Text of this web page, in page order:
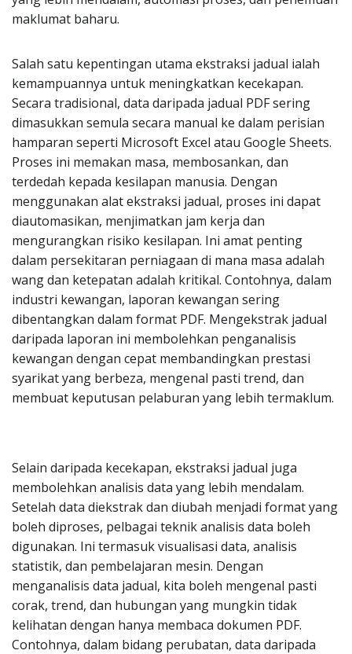
maklumat baharu.
Salah satu kepentingan utama ekstraksi jadual ialah
kemampuannya untuk meningkatkan kecekapan.
Secara tradisional, data daripada jadual PDF sering
dimasukkan semula secara manual ke dalam perisian
hamparan seperti Microsoft Excel atau Google Sheets.
Proses ini memakan masa, membosankan, dan
terdedah kepada kesilapan manusia. Dengan
menggunakan alat ekstraksi jadual, proses ini dapat
diautomasikan, menjimatkan jam kerja dan
mengurangkan risiko kesilapan. Ini amat penting
dalam persekitaran perniagaan di mana masa adalah
wang dan ketepatan adalah kritikal. Contohnya, dalam
industri kewangan, laporan kewangan sering
dibentangkan dalam format PDF. Mengekstrak jadual
daripada laporan ini membolehkan penganalisis
kewangan dengan cepat membandingkan prestasi
syarikat yang berbeza, mengenal pasti trend, dan
membuat keputusan pelaburan yang lebih termaklum.
Selain daripada kecekapan, ekstraksi jadual juga
membolehkan analisis data yang lebih mendalam.
Setelah data diekstrak dan diubah menjadi format yang
boleh diproses, pelbagai teknik analisis data boleh
digunakan. Ini termasuk visualisasi data, analisis
statistik, dan pembelajaran mesin. Dengan
menganalisis data jadual, kita boleh mengenal pasti
corak, trend, dan hubungan yang mungkin tidak
kelihatan dengan hanya membaca dokumen PDF.
Contohnya, dalam bidang perubatan, data daripada